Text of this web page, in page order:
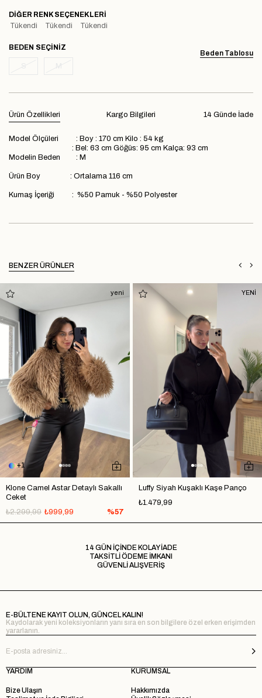
DIĞER RENK SEÇENEKLERI
Tükendi
Tükendi Tükendi
Beden Tablosu
BEDEN
Ürün Özellikleri 14 Günde İade
Kargo Bilgileri
Model Ölçüleri : Boy : 170 cm Kilo : 54 kg
: Bel: 63 cm Göğüs: 95 cm Kalça: 93 cm
Modelin Beden : M
Ürün Boy : Ortalama 116 cm
Kumaş İçeriği : %50 Pamuk - %50 Polyester
BENZER ÜRÜNLER
1
Klone Camel Astar Detaylı Sakallı
Ceket
₺999,99
₺2.299,99 %57
yeni
Luffy Siyah Kuşaklı Kaşe Panço
₺1.479,99
YENİ
14 GÜN İÇİNDE KOLAY İADE
TAKSİTLİ ÖDEME İMKANI
GÜVENLİ ALIŞVERİŞ
E-BÜLTENE KAYIT OLUN, GÜNCEL KALIN!
Kaydolarak yeni koleksiyonların yanı sıra en son bilgilere özel erken erişimden
yararlanın.
YARDIM
Bize Ulaşın
KURUMSAL
Hakkımızda